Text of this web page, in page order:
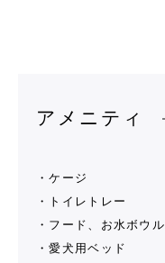
アメニティ
・ケージ
・トイレトレー
・フード、お水ボウル
・愛犬用ベッド